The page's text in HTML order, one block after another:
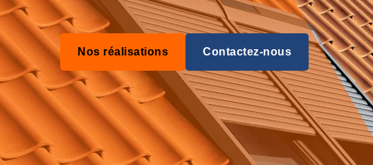
Nos réalisations Contactez-nous